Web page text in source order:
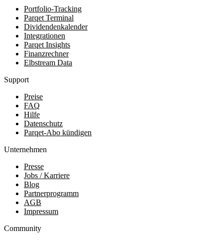
Portfolio-Tracking
Parqet Terminal
Dividendenkalender
Integrationen
Parqet Insights
Finanzrechner
Elbstream Data
Support
Preise
FAQ
Hilfe
Datenschutz
Parqet-Abo kündigen
Unternehmen
Presse
Jobs / Karriere
Blog
Partnerprogramm
AGB
Impressum
Community